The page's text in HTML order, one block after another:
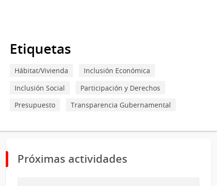
Etiquetas
Hábitat/Vivienda
Inclusión Económica
Inclusión Social
Participación y Derechos
Presupuesto
Transparencia Gubernamental
Próximas actividades